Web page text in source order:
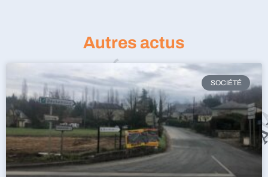
Autres actus
SOCIÉTÉ